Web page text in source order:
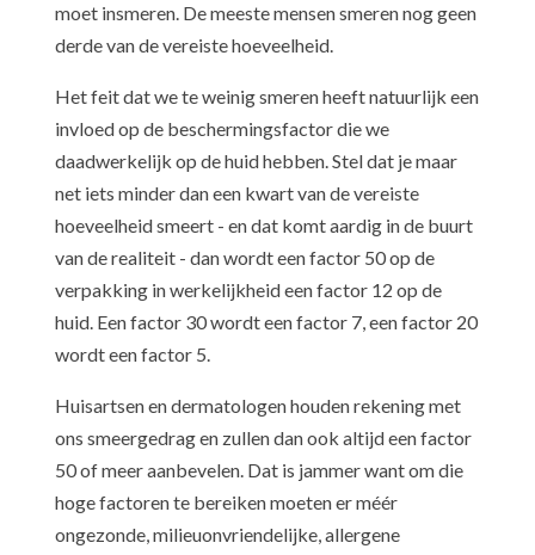
moet insmeren. De meeste mensen smeren nog geen
derde van de vereiste hoeveelheid.
​​Het feit dat we te weinig smeren heeft natuurlijk een
invloed op de beschermingsfactor die we
daadwerkelijk op de huid hebben. Stel dat je maar
net iets minder dan een kwart van de vereiste
hoeveelheid smeert - en dat komt aardig in de buurt
van de realiteit - dan wordt een factor 50 op de
verpakking in werkelijkheid een factor 12 op de
huid. Een factor 30 wordt een factor 7, een factor 20
wordt een factor 5.
​Huisartsen en dermatologen houden rekening met
ons smeergedrag en zullen dan ook altijd een factor
50 of meer aanbevelen. Dat is jammer want om die
hoge factoren te bereiken moeten er méér
ongezonde, milieuonvriendelijke, allergene